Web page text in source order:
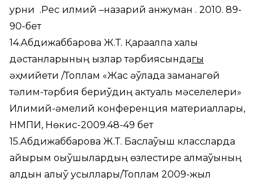
урни .Рес илмий –назарий анжуман . 2010. 89-
90-бет
14.Абдижаббарова Ж.Т. Қарақалпақ халық
дәстанларының қызлар тәрбиясындагы
әҳмийети /Топлам «Жас әўладқа заманагөй
тәлим-тәрбия бериўдиң актуаль мәселелери»
Илимий-әмелий конференция материаллары,
НМПИ, Нөкис-2009.48-49 бет
15.Абдижаббарова Ж.Т. Баслаўыш классларда
айырым оқыўшылардың өзлестире алмаўының
алдын алыў усыллары/Топлам 2009-жыл